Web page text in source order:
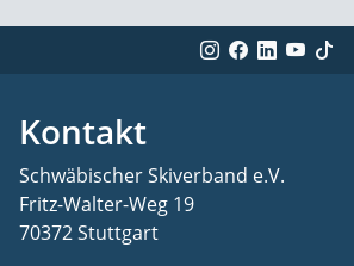
Kontakt
Schwäbischer Skiverband e.V.
Fritz-Walter-Weg 19
70372 Stuttgart